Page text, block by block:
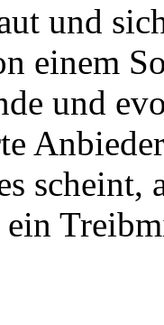
und
einem
und
scheint,